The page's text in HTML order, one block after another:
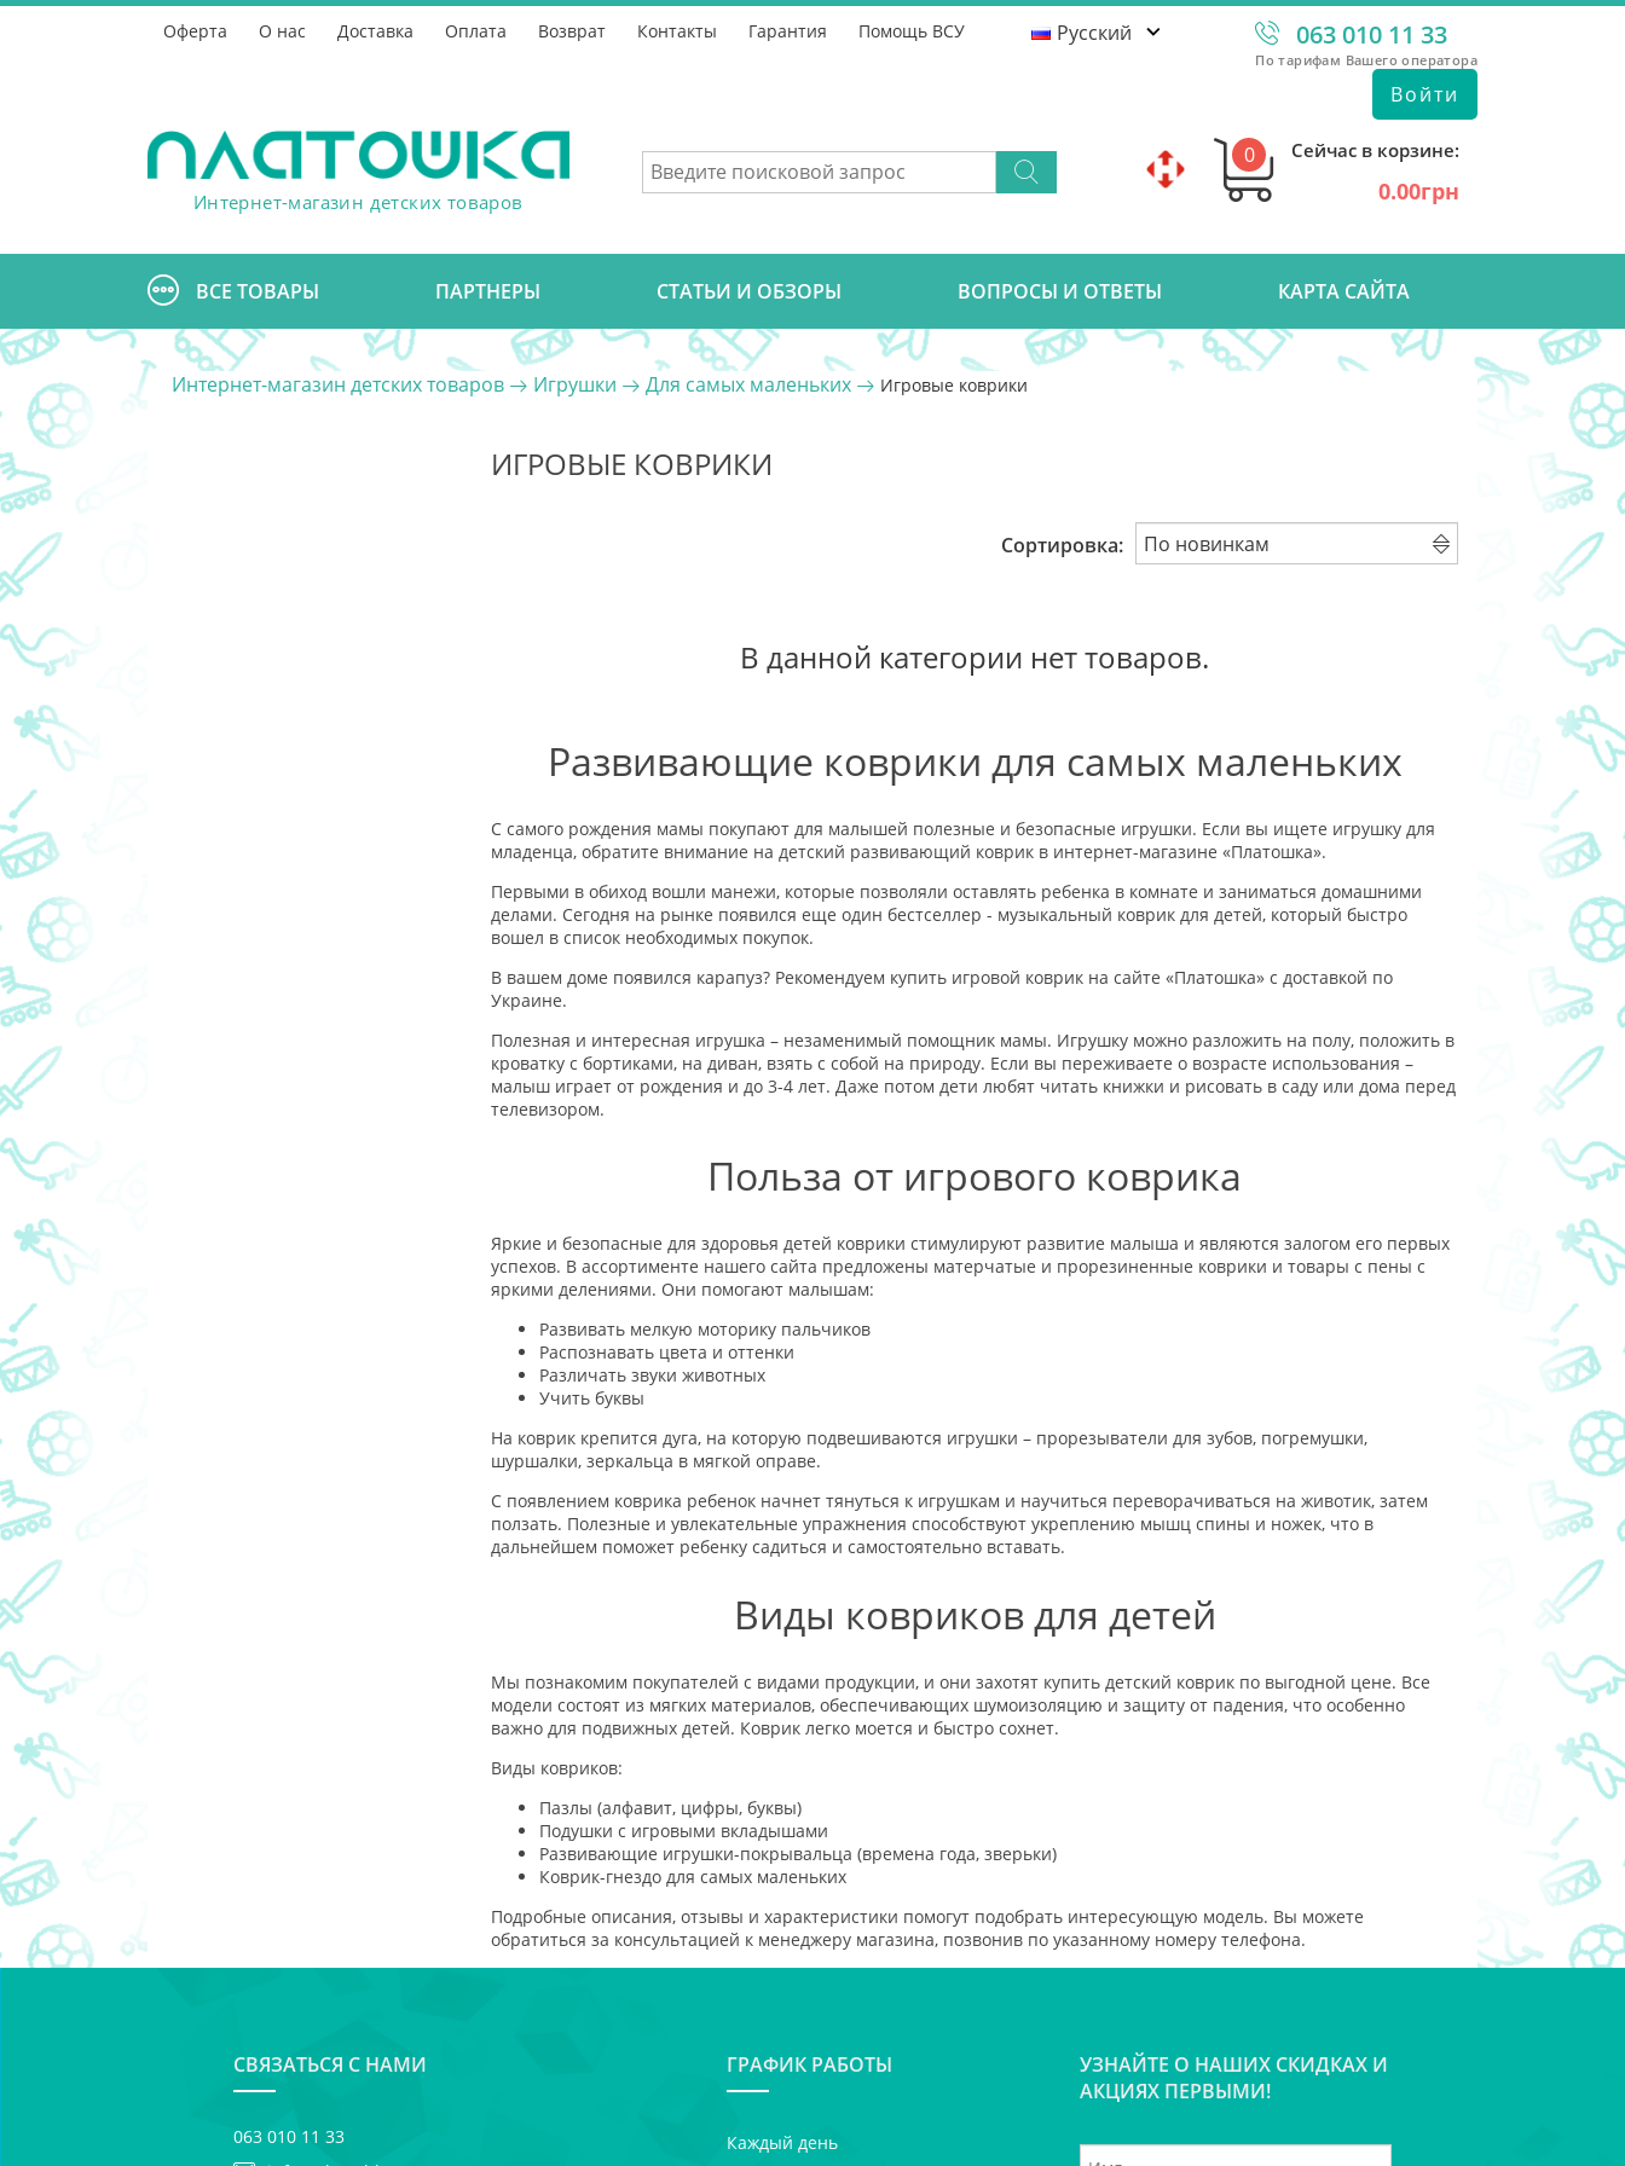
Оферта О нас Доставка Оплата Возврат Контакты Гарантия Помощь ВСУ Русский 063 010 11 33
По тарифам Вашего оператора
Войти
Интернет-магазин детских товаров
0 Сейчас в корзине:
0.00грн
ВСЕ ТОВАРЫ ПАРТНЕРЫ CТАТЬИ И ОБЗОРЫ ВОПРОСЫ И ОТВЕТЫ КАРТА САЙТА
Интернет-магазин детских товаров Игрушки Для самых маленьких Игровые коврики
ИГРОВЫЕ КОВРИКИ
Сортировка:
В данной категории нет товаров.
Развивающие коврики для самых маленьких
С самого рождения мамы покупают для малышей полезные и безопасные игрушки. Если вы ищете игрушку для
младенца, обратите внимание на детский развивающий коврик в интернет-магазине «Платошка».
Первыми в обиход вошли манежи, которые позволяли оставлять ребенка в комнате и заниматься домашними
делами. Сегодня на рынке появился еще один бестселлер - музыкальный коврик для детей, который быстро
вошел в список необходимых покупок.
В вашем доме появился карапуз? Рекомендуем купить игровой коврик на сайте «Платошка» с доставкой по
Украине.
Полезная и интересная игрушка – незаменимый помощник мамы. Игрушку можно разложить на полу, положить в
кроватку с бортиками, на диван, взять с собой на природу. Если вы переживаете о возрасте использования –
малыш играет от рождения и до 3-4 лет. Даже потом дети любят читать книжки и рисовать в саду или дома перед
телевизором.
Польза от игрового коврика
Яркие и безопасные для здоровья детей коврики стимулируют развитие малыша и являются залогом его первых
успехов. В ассортименте нашего сайта предложены матерчатые и прорезиненные коврики и товары с пены с
яркими делениями. Они помогают малышам:
Развивать мелкую моторику пальчиков
Распознавать цвета и оттенки
Различать звуки животных
Учить буквы
На коврик крепится дуга, на которую подвешиваются игрушки – прорезыватели для зубов, погремушки,
шуршалки, зеркальца в мягкой оправе.
С появлением коврика ребенок начнет тянуться к игрушкам и научиться переворачиваться на животик, затем
ползать. Полезные и увлекательные упражнения способствуют укреплению мышц спины и ножек, что в
дальнейшем поможет ребенку садиться и самостоятельно вставать.
Виды ковриков для детей
Мы познакомим покупателей с видами продукции, и они захотят купить детский коврик по выгодной цене. Все
модели состоят из мягких материалов, обеспечивающих шумоизоляцию и защиту от падения, что особенно
важно для подвижных детей. Коврик легко моется и быстро сохнет.
Виды ковриков:
Пазлы (алфавит, цифры, буквы)
Подушки с игровыми вкладышами
Развивающие игрушки-покрывальца (времена года, зверьки)
Коврик-гнездо для самых маленьких
Подробные описания, отзывы и характеристики помогут подобрать интересующую модель. Вы можете
обратиться за консультацией к менеджеру магазина, позвонив по указанному номеру телефона.
СВЯЗАТЬСЯ С НАМИ
063 010 11 33
ГРАФИК РАБОТЫ
Каждый день
УЗНАЙТЕ О НАШИХ СКИДКАХ И
АКЦИЯХ ПЕРВЫМИ!